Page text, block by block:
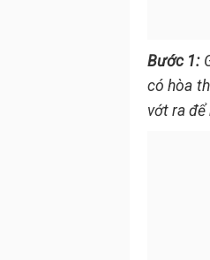
Bước 1:
có hòa
vớt ra để